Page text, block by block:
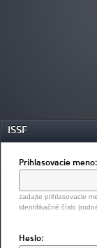
ISSF
Prihlasovacie meno:
zadajte prihlasovacie
identifikačné číslo
Heslo: